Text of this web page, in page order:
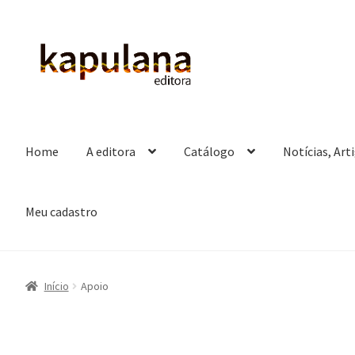
Pular
para
Pular
para
Home A editora Catálogo Notícias,
Meu cadastro
Início Apoio